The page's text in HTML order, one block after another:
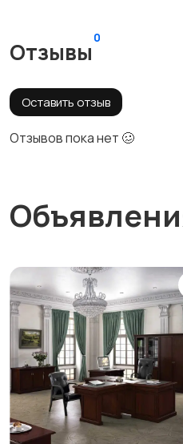
Отзывы
0
Оставить отзыв
Отзывов пока нет 🥴